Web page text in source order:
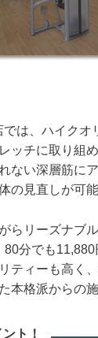
では、ハイクオ
ッチに取り組
ない深層筋に
の見直しが可能
らリーズナブ
分でも11,880
ティーも高く
本格派からの
ト！